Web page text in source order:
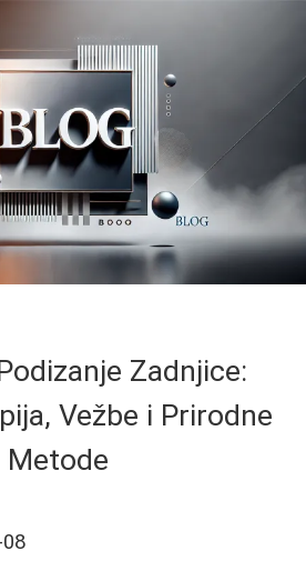
Zadnjice:
Vežbe i Prirodne
Metode